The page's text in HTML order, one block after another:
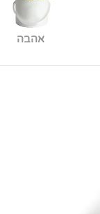
אהבה